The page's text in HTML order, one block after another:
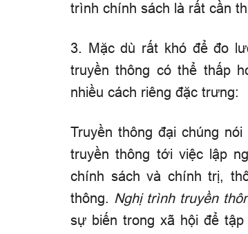
trình chính sách là rất cần
3. Mặc dù rất khó để đo
truyền thông có thể thấp
nhiều cách riêng đặc trưng:
Truyền thông đại chúng
truyền thông tới việc lập
chính sách và chính trị,
thông. Nghị trình truyền
sự biến trong xã hội để